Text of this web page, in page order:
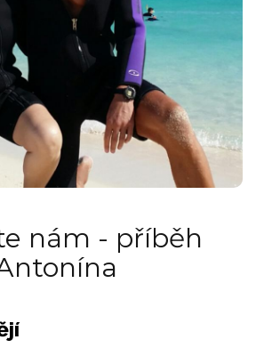
nám - příběh